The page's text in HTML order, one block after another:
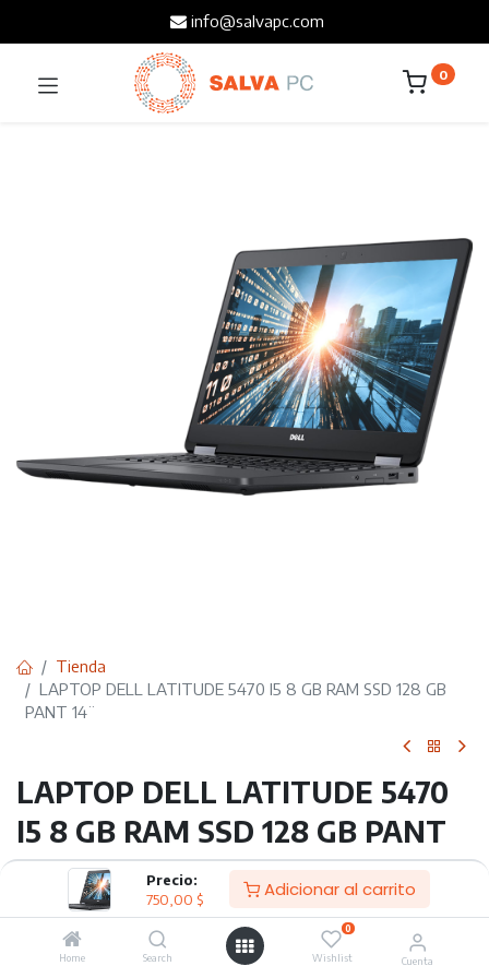
Precio:
750,00 $ Adicionar al carrito
Home Search
0
Wishlist Cuenta
info@salvapc.com
0
Tienda
LAPTOP DELL LATITUDE 5470 I5 8 GB RAM SSD 128 GB
PANT 14¨
LAPTOP DELL LATITUDE 5470
I5 8 GB RAM SSD 128 GB PANT
14¨
750,00$